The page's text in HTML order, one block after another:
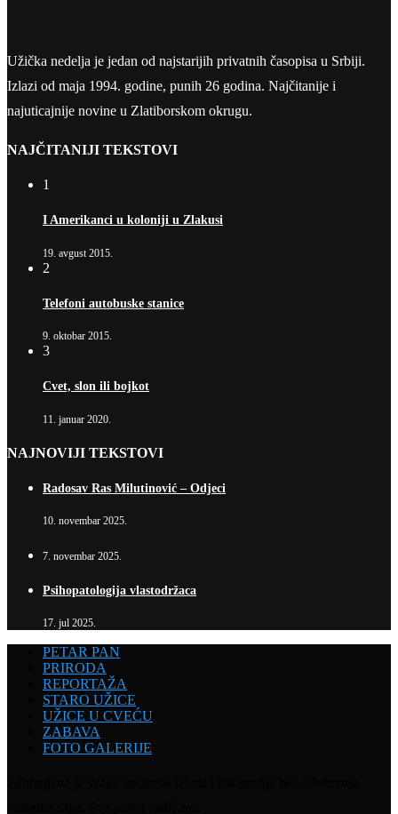
Užička nedelja je jedan od najstarijih privatnih časopisa u Srbiji.
Izlazi od maja 1994. godine, punih 26 godina. Najčitanije i
najuticajnije novine u Zlatiborskom okrugu.
NAJČITANIJI TEKSTOVI
1
I Amerikanci u koloniji u Zlakusi
19. avgust 2015.
2
Telefoni autobuske stanice
9. oktobar 2015.
3
Cvet, slon ili bojkot
11. januar 2020.
NAJNOVIJI TEKSTOVI
Radosav Ras Milutinović – Odjeci
10. novembar 2025.
7. novembar 2025.
Psihopatologija vlastodržaca
17. jul 2025.
PETAR PAN
PRIRODA
REPORTAŽA
STARO UŽICE
UŽICE U CVEĆU
ZABAVA
FOTO GALERIJE